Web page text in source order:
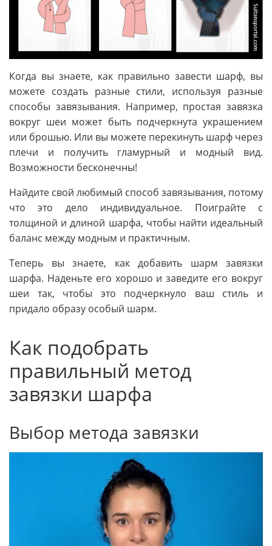
Когда вы знаете, как правильно завести шарф, вы
можете создать разные стили, используя разные
способы завязывания. Например, простая завязка
вокруг шеи может быть подчеркнута украшением
или брошью. Или вы можете перекинуть шарф через
плечи и получить гламурный и модный вид.
Возможности бесконечны!
Найдите свой любимый способ завязывания, потому
что это дело индивидуальное. Поиграйте с
толщиной и длиной шарфа, чтобы найти идеальный
баланс между модным и практичным.
Теперь вы знаете, как добавить шарм завязки
шарфа. Наденьте его хорошо и заведите его вокруг
шеи так, чтобы это подчеркнуло ваш стиль и
придало образу особый шарм.
Как подобрать
правильный метод
завязки шарфа
Выбор метода завязки